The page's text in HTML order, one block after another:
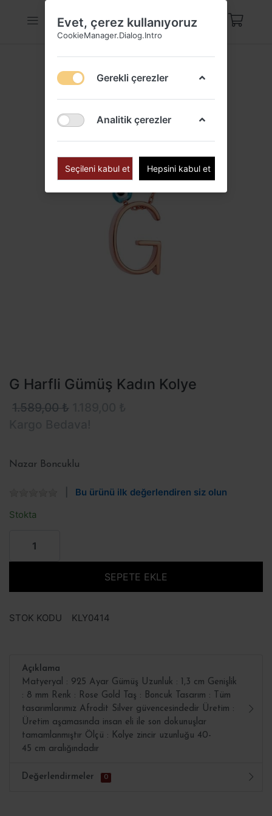
G Harfli Gümüş Kadın Kolye
1.589,00 ₺
Nazar Boncuklu
Bu ürünü ilk değerlendiren siz olun
Stokta
SEPETE EKLE
STOK KODU KLY0414
Açıklama
Matyeryal : 925 Ayar Gümüş Uzunluk : 1,3 cm Genişlik
: 8 mm Renk : Rose Gold Taş : Boncuk Tasarım : Tüm
tasarımlarımız Afrodit Silver güvencesindedir Üretim :
Üretim aşamasında insan eli ile son dokunuşlar
tamamlanmıştır Ölçü : Kolye zincir uzunluğu 40-
45 cm aralığındadır
Değerlendirmeler 0
Evet, çerez kullanıyoruz
CookieManager.Dialog.Intro
Gerekli çerezler
Analitik çerezler
Seçileni kabul et Hepsini kabul et